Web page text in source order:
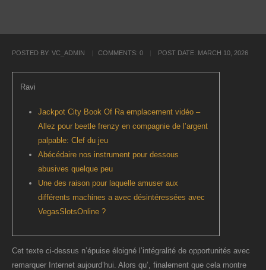
POSTED BY: VC_ADMIN COMMENTS: 0 POST DATE: MARCH 10, 2026
Ravi
Jackpot City Book Of Ra emplacement vidéo –
Allez pour beetle frenzy en compagnie de l’argent
palpable: Clef du jeu
Abécédaire nos instrument pour dessous
abusives quelque peu
Une des raison pour laquelle amuser aux
différents machines a avec désintéressées avec
VegasSlotsOnline ?
Cet texte ci-dessus n’épuise éloigné l’intégralité de opportunités avec
remarquer Internet aujourd’hui. Alors qu’, finalement que cela montre